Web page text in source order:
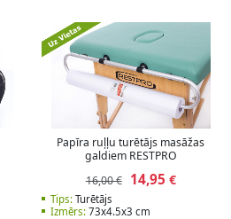
Papīra ruļļu turētājs masāžas
galdiem RESTPRO
16,00 €
14,95 €
Tips: Turētājs
Izmērs: 73x4.5x3 cm